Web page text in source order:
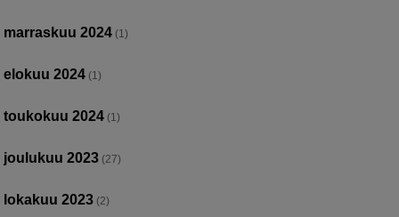
marraskuu 2024 (1)
elokuu 2024 (1)
toukokuu 2024 (1)
joulukuu 2023 (27)
lokakuu 2023 (2)